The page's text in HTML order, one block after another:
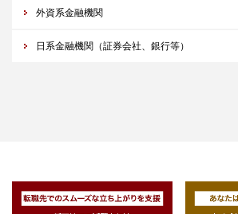
外資系金融機関
日系金融機関（証券会社、銀行等）